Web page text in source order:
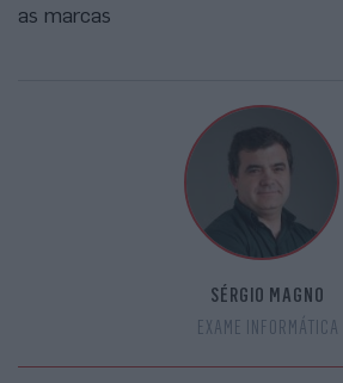
as marcas
SÉRGIO MAGNO
EXAME INFORMÁTICA